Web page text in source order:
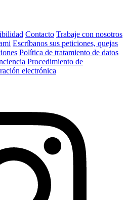
Contacto Trabaje con nosotros
Escríbanos sus peticiones, quejas
Política de tratamiento de datos
Procedimiento de
electrónica